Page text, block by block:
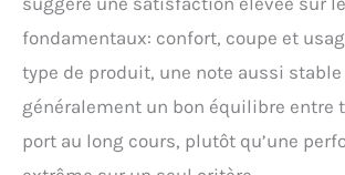
fondamentaux: confort, coupe et
type de produit, une note aussi
généralement un bon équilibre entre
port au long cours, plutôt qu’une